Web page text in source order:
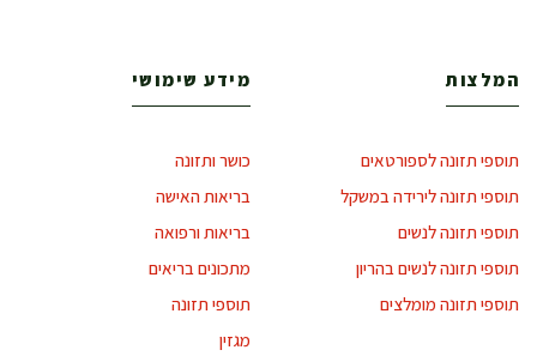
המלצות
תוספי תזונה לספורטאים
תוספי תזונה לירידה במשקל
תוספי תזונה לנשים
תוספי תזונה לנשים בהריון
תוספי תזונה מומלצים
מידע שימושי
כושר ותזונה
בריאות האישה
בריאות ורפואה
מתכונים בריאים
תוספי תזונה
מגזין